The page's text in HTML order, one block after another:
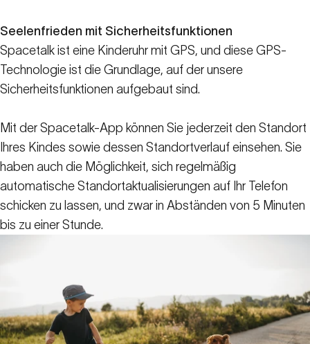
Seelenfrieden mit Sicherheitsfunktionen
Spacetalk ist eine Kinderuhr mit GPS, und diese GPS-
Technologie ist die Grundlage, auf der unsere
Sicherheitsfunktionen aufgebaut sind.
Mit der Spacetalk-App können Sie jederzeit den Standort
Ihres Kindes sowie dessen Standortverlauf einsehen. Sie
haben auch die Möglichkeit, sich regelmäßig
automatische Standortaktualisierungen auf Ihr Telefon
schicken zu lassen, und zwar in Abständen von 5 Minuten
bis zu einer Stunde.